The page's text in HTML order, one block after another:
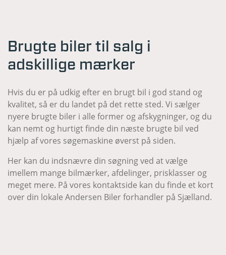
Brugte biler til salg i
adskillige mærker
Hvis du er på udkig efter en brugt bil i god stand og
kvalitet, så er du landet på det rette sted. Vi sælger
nyere brugte biler i alle former og afskygninger, og du
kan nemt og hurtigt finde din næste brugte bil ved
hjælp af vores søgemaskine øverst på siden.
Her kan du indsnævre din søgning ved at vælge
imellem mange bilmærker, afdelinger, prisklasser og
meget mere. På vores kontaktside kan du finde et kort
over din lokale Andersen Biler forhandler på Sjælland.